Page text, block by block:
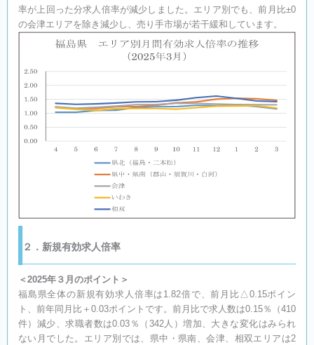
率が上回った分求人倍率が減少しました。エリア別でも、前月比±0
の会津エリアを除き減少し、売り手市場が若干緩和しています。
２．新規有効求人倍率
＜2025年３月のポイント＞
福島県全体の新規有効求人倍率は1.82倍で、前月比△0.15ポイン
ト、前年同月比＋0.03ポイントです。前月比で求人数は0.15％（410
件）減少、求職者数は0.03％（342人）増加、大きな変化はみられ
ない月でした。エリア別では、県中・県南、会津、相双エリアは2